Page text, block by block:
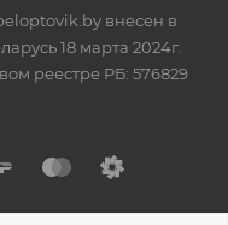
внесен в
18 марта 2024г.
реестре РБ: 576829